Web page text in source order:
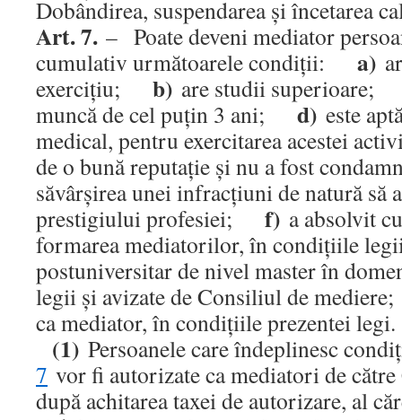
Dobândirea, suspendarea şi încetarea
Art. 7. – Poate deveni mediator
cumulativ următoarele condiţii: a)
exerciţiu; b) are studii
muncă de cel puţin 3 ani; d) este
medical, pentru exercitarea acestei
de o bună reputaţie şi nu a fost
săvârşirea unei infracţiuni de natură să
prestigiului profesiei; f) a absolvit
formarea mediatorilor, în condiţiile
postuniversitar de nivel master în
legii şi avizate de Consiliul de
ca mediator, în condiţiile prezentei
(1) Persoanele care îndeplinesc
7 vor fi autorizate ca mediatori de
după achitarea taxei de autorizare, al